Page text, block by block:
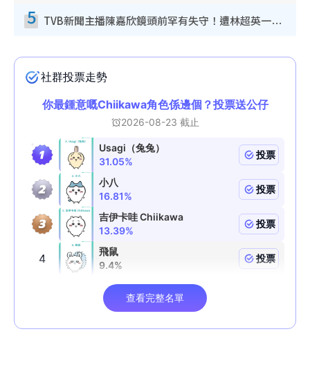
5 TVB新聞主播陳嘉欣鏡頭前罕有失守！遭林超英一句說話突襲嚇親當場大笑